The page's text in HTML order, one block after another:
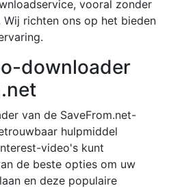
vooral zonder
richten ons op het bieden
downloader
van de SaveFrom.net-
hulpmiddel
video's kunt
de beste opties om uw
en deze populaire